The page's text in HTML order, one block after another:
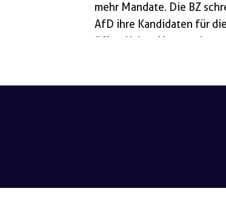
mehr Mandate. Die BZ
AfD ihre Kandidaten für
öffentlichen